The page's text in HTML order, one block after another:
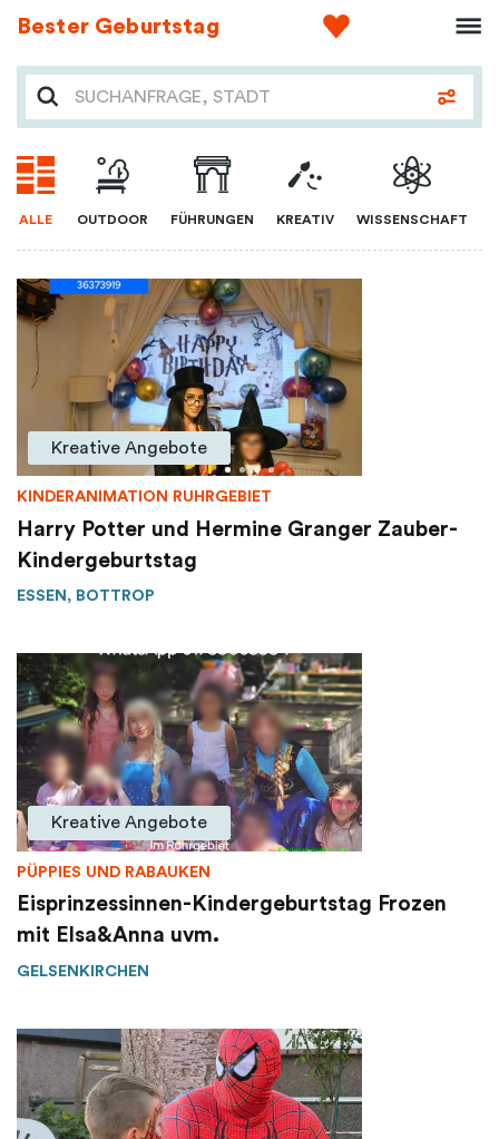
Bester Geburtstag
ALLE OUTDOOR FÜHRUNGEN KREATIV WISSENSCHAFT
Kreative Angebote
KINDERANIMATION RUHRGEBIET
Harry Potter und Hermine Granger Zauber-
Kindergeburtstag
ESSEN, BOTTROP
Kreative Angebote
PÜPPIES UND RABAUKEN
Eisprinzessinnen-Kindergeburtstag Frozen
mit Elsa&Anna uvm.
GELSENKIRCHEN